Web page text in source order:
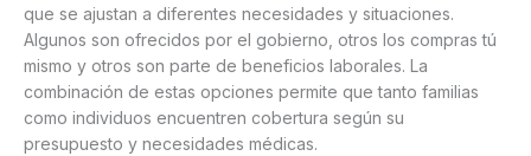
que se ajustan a diferentes necesidades y situaciones.
Algunos son ofrecidos por el gobierno, otros los compras tú
mismo y otros son parte de beneficios laborales. La
combinación de estas opciones permite que tanto familias
como individuos encuentren cobertura según su
presupuesto y necesidades médicas.